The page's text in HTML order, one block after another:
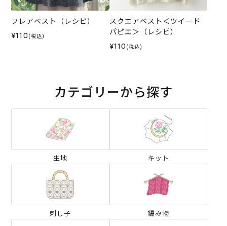
フレアベスト（レシピ）
¥110 (税込)
スクエアベスト＜ツイード
パピエ＞（レシピ）
¥110 (税込)
カテゴリーから探す
生地 キット
刺し子 編み物